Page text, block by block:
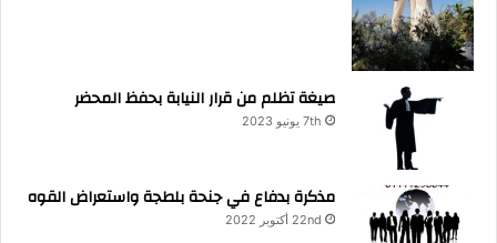
صيغة تظلم من قرار النيابة بحفظ المحضر
7th يونيو 2023
مذكرة بدفاع في جنحة بلطجة واستعراض القوه
22nd أكتوبر 2022